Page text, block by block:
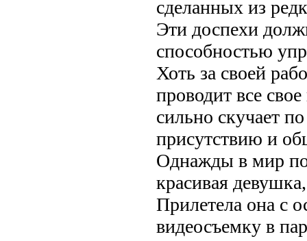
сделанных из
Эти доспехи
способностью
Хоть за своей
проводит все
сильно скучает
присутствию и
Однажды в мир
красивая
Прилетела она с
видеосъемку в